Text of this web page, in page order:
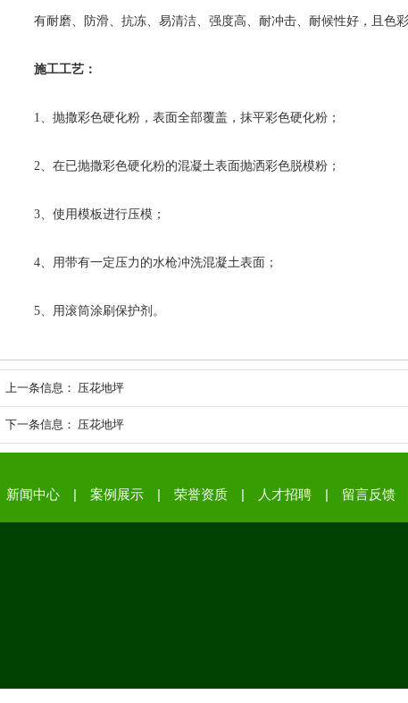
有耐磨、防滑、抗冻、易清洁、强度高、耐冲击、耐候性好，且色
施工工艺：
1、抛撒彩色硬化粉，表面全部覆盖，抹平彩色硬化粉；
2、在已抛撒彩色硬化粉的混凝土表面抛洒彩色脱模粉；
3、使用模板进行压模；
4、用带有一定压力的水枪冲洗混凝土表面；
5、用滚筒涂刷保护剂。
上一条信息： 压花地坪
下一条信息： 压花地坪
新闻中心 | 案例展示 | 荣誉资质 | 人才招聘 | 留言反馈